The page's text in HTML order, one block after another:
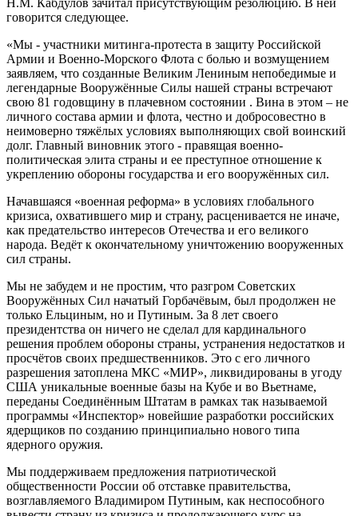
говорится следующее.
«Мы - участники митинга-протеста в защиту Российской
Армии и Военно-Морского Флота с болью и возмущением
заявляем, что созданные Великим Лениным непобедимые и
легендарные Вооружённые Силы нашей страны встречают
свою 81 годовщину в плачевном состоянии . Вина в этом – не
личного состава армии и флота, честно и добросовестно в
неимоверно тяжёлых условиях выполняющих свой воинский
долг. Главный виновник этого - правящая военно-
политическая элита страны и ее преступное отношение к
укреплению обороны государства и его вооружённых сил.
Начавшаяся «военная реформа» в условиях глобального
кризиса, охватившего мир и страну, расценивается не иначе,
как предательство интересов Отечества и его великого
народа. Ведёт к окончательному уничтожению вооруженных
сил страны.
Мы не забудем и не простим, что разгром Советских
Вооружённых Сил начатый Горбачёвым, был продолжен не
только Ельциным, но и Путиным. За 8 лет своего
президентства он ничего не сделал для кардинального
решения проблем обороны страны, устранения недостатков и
просчётов своих предшественников. Это с его личного
разрешения затоплена МКС «МИР», ликвидированы в угоду
США уникальные военные базы на Кубе и во Вьетнаме,
переданы Соединённым Штатам в рамках так называемой
программы «Инспектор» новейшие разработки российских
ядерщиков по созданию принципиально нового типа
ядерного оружия.
Мы поддерживаем предложения патриотической
общественности России об отставке правительства,
возглавляемого Владимиром Путиным, как неспособного